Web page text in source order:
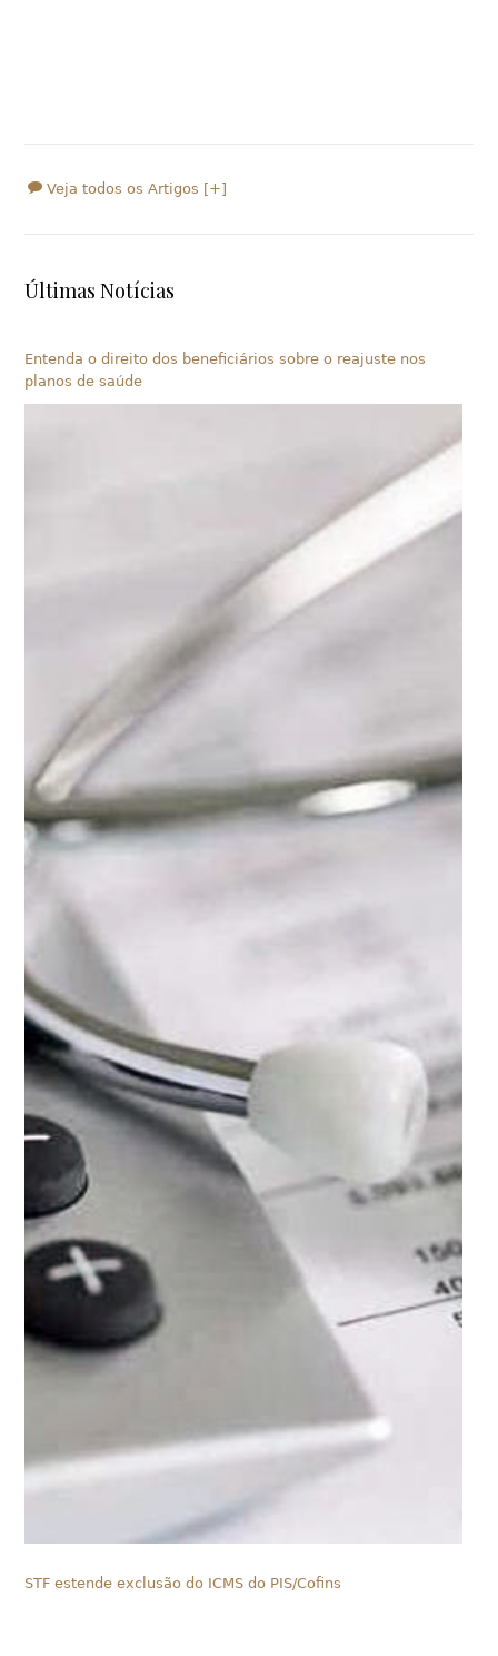
Veja todos os Artigos [+]
Últimas Notícias
Entenda o direito dos beneficiários sobre o reajuste nos
planos de saúde
STF estende exclusão do ICMS do PIS/Cofins